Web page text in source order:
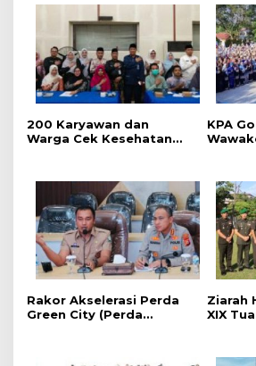
‎200 Karyawan dan
Warga Cek Kesehatan
‎KPA
Rakor Akselerasi Perda
Green City (Perda
Ziarah
XIX